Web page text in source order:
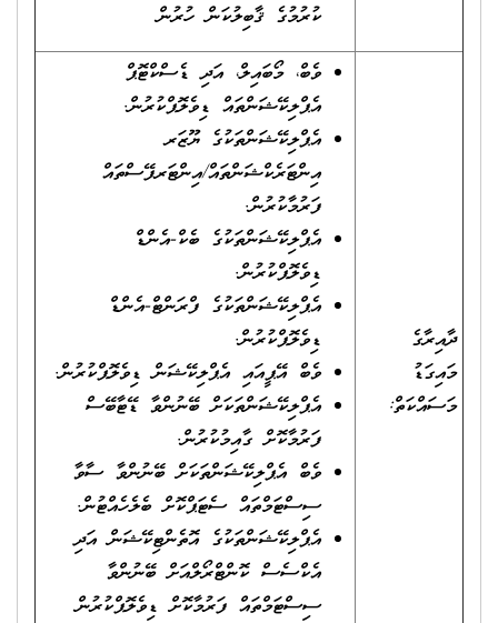
ކުރުމުގެ ޤާބިލުކަން ހުރުން
ދާއިރާގެ
މައިގަޑު
މަސައްކަތް:
ވެބް، މޯބައިލް، އަދި ޑެސްކްޓޮޕް
އެޕްލިކޭޝަންތައް ޑިވެލޮޕްކުރުން.
އެޕްލިކޭޝަންތަކުގެ ޔޫޒަރ
އިންޓަރެކްޝަންތައް/އިންޓަރފޭސްތައް
ފަރުމާކުރުން.
އެޕްލިކޭޝަންތަކުގެ ބެކް-އެންޑް
ޑިވެލޮޕްކުރުން.
އެޕްލިކޭޝަންތަކުގެ ފްރަންޓް-އެންޑް
ޑިވެލޮޕްކުރުން.
ވެބް އޭޕީއައި އެޕްލިކޭޝަން ޑިވެލޮޕްކުރުން.
އެޕްލިކޭޝަންތަކަށް ބޭނުންވާ ޑޭޓާބޭސް
ފަރުމާކޮށް ގާއިމުކުރުން.
ވެބް އެޕްލިކޭޝަންތަކަށް ބޭނުންވާ ސާވާ
ސިސްޓަމްތައް ސެޓަޕްކޮށް ބެލެހެއްޓުން.
އެޕްލިކޭޝަންތަކުގެ އޮތެންޓިކޭޝަން އަދި
އެކްސެސް ކޮންޓްރޯލްއަށް ބޭނުންވާ
ސިސްޓަމްތައް ފަރުމާކޮށް ޑިވެލޮޕްކުރުން